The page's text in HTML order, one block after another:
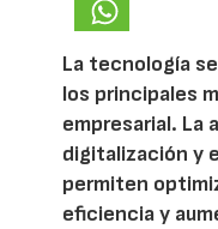
La tecnología
los principales
empresarial. La
digitalización y
permiten
eficiencia y